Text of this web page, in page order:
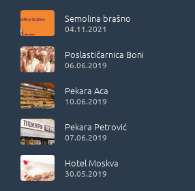
Semolina brašno
04.11.2021
Poslastičarnica Boni
06.06.2019
Pekara Aca
10.06.2019
Pekara Petrović
07.06.2019
Hotel Moskva
30.05.2019